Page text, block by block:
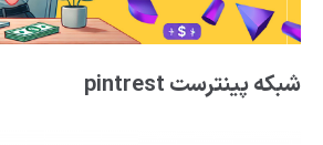
شبکه پینترست pintrest